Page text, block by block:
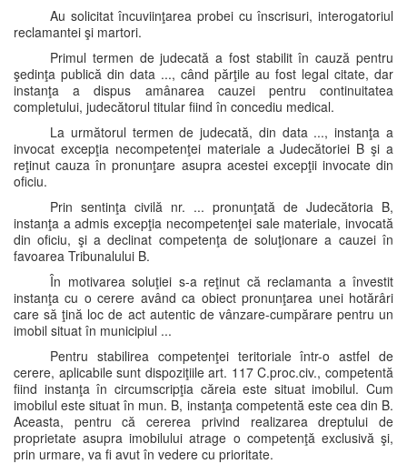
Au solicitat încuviinţarea probei cu înscrisuri, interogatoriul
reclamantei şi martori.
Primul termen de judecată a fost stabilit în cauză pentru
şedinţa publică din data ..., când părţile au fost legal citate, dar
instanţa a dispus amânarea cauzei pentru continuitatea
completului, judecătorul titular fiind în concediu medical.
La următorul termen de judecată, din data ..., instanţa a
invocat excepţia necompetenţei materiale a Judecătoriei B şi a
reţinut cauza în pronunţare asupra acestei excepţii invocate din
oficiu.
Prin sentinţa civilă nr. ... pronunţată de Judecătoria B,
instanţa a admis excepţia necompetenţei sale materiale, invocată
din oficiu, şi a declinat competenţa de soluţionare a cauzei în
favoarea Tribunalului B.
În motivarea soluţiei s-a reţinut că reclamanta a învestit
instanţa cu o cerere având ca obiect pronunţarea unei hotărâri
care să ţină loc de act autentic de vânzare-cumpărare pentru un
imobil situat în municipiul ...
Pentru stabilirea competenţei teritoriale într-o astfel de
cerere, aplicabile sunt dispoziţiile art. 117 C.proc.civ., competentă
fiind instanţa în circumscripţia căreia este situat imobilul. Cum
imobilul este situat în mun. B, instanţa competentă este cea din B.
Aceasta, pentru că cererea privind realizarea dreptului de
proprietate asupra imobilului atrage o competenţă exclusivă şi,
prin urmare, va fi avut în vedere cu prioritate.